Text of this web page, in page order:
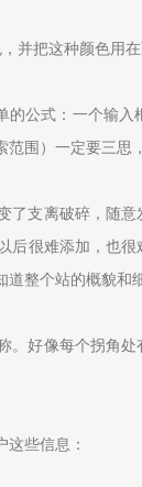
并把这种颜色用
公式：一个输入
围）一定要三
支离破碎，随
很难添加，也
整个站的概貌和
好像每个拐角
些信息：